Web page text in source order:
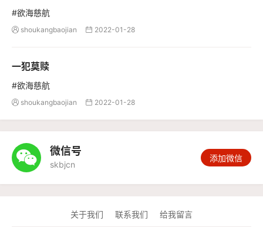
#欲海慈航
 shoukangbaojian  2022-01-28
一犯莫赎
#欲海慈航
 shoukangbaojian  2022-01-28
 微信号
skbjcn
添加微信
关于我们 联系我们 给我留言